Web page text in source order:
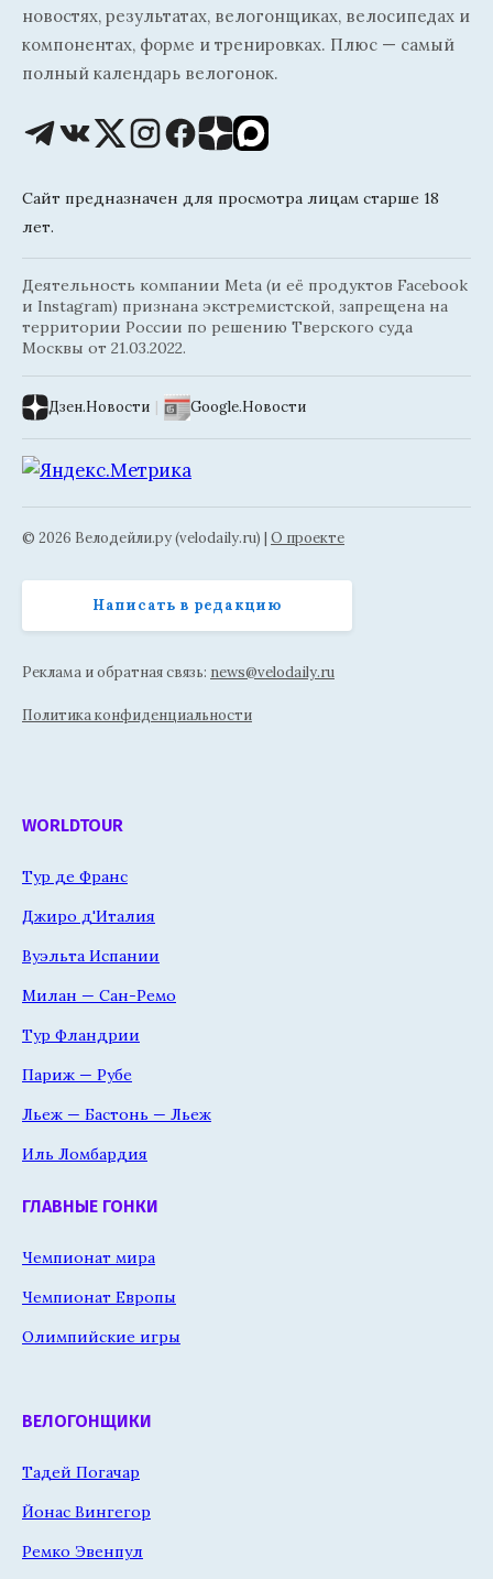
новостях, результатах, велогонщиках, велосипедах и
компонентах, форме и тренировках. Плюс — самый
полный календарь велогонок.
Сайт предназначен для просмотра лицам старше 18
лет.
Деятельность компании Meta (и её продуктов Facebook
и Instagram) признана экстремистской, запрещена на
территории России по решению Тверского суда
Москвы от 21.03.2022.
Дзен.Новости | Google.Новости
© 2026 Велодейли.ру (velodaily.ru) | О проекте
Написать в редакцию
Реклама и обратная связь: news@velodaily.ru
Политика конфиденциальности
WORLDTOUR
Тур де Франс
Джиро д'Италия
Вуэльта Испании
Милан — Сан-Ремо
Тур Фландрии
Париж — Рубе
Льеж — Бастонь — Льеж
Иль Ломбардия
ГЛАВНЫЕ ГОНКИ
Чемпионат мира
Чемпионат Европы
Олимпийские игры
ВЕЛОГОНЩИКИ
Тадей Погачар
Йонас Вингегор
Ремко Эвенпул